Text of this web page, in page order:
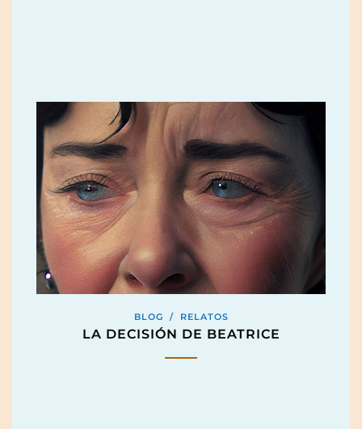
BLOG / RELATOS
LA DECISIÓN DE BEATRICE